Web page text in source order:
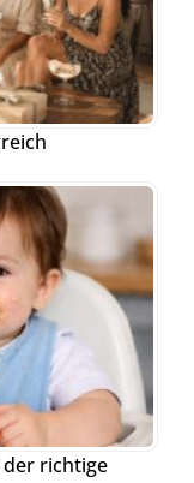
der richtige